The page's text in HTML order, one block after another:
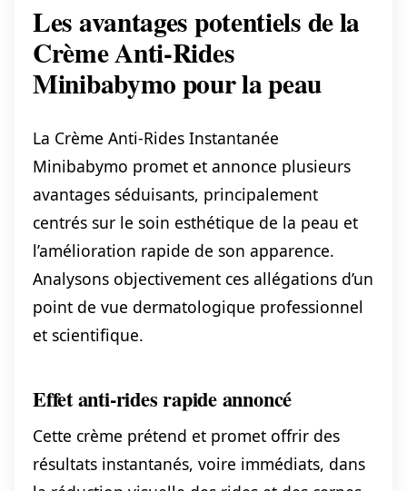
Les avantages potentiels de la
Crème Anti-Rides
Minibabymo pour la peau
La Crème Anti-Rides Instantanée
Minibabymo promet et annonce plusieurs
avantages séduisants, principalement
centrés sur le soin esthétique de la peau et
l’amélioration rapide de son apparence.
Analysons objectivement ces allégations d’un
point de vue dermatologique professionnel
et scientifique.
Effet anti-rides rapide annoncé
Cette crème prétend et promet offrir des
résultats instantanés, voire immédiats, dans